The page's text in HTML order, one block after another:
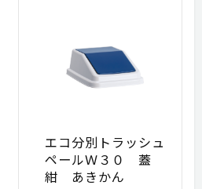
エコ分別トラッシュ
ペールＷ３０ 蓋
紺 あきかん